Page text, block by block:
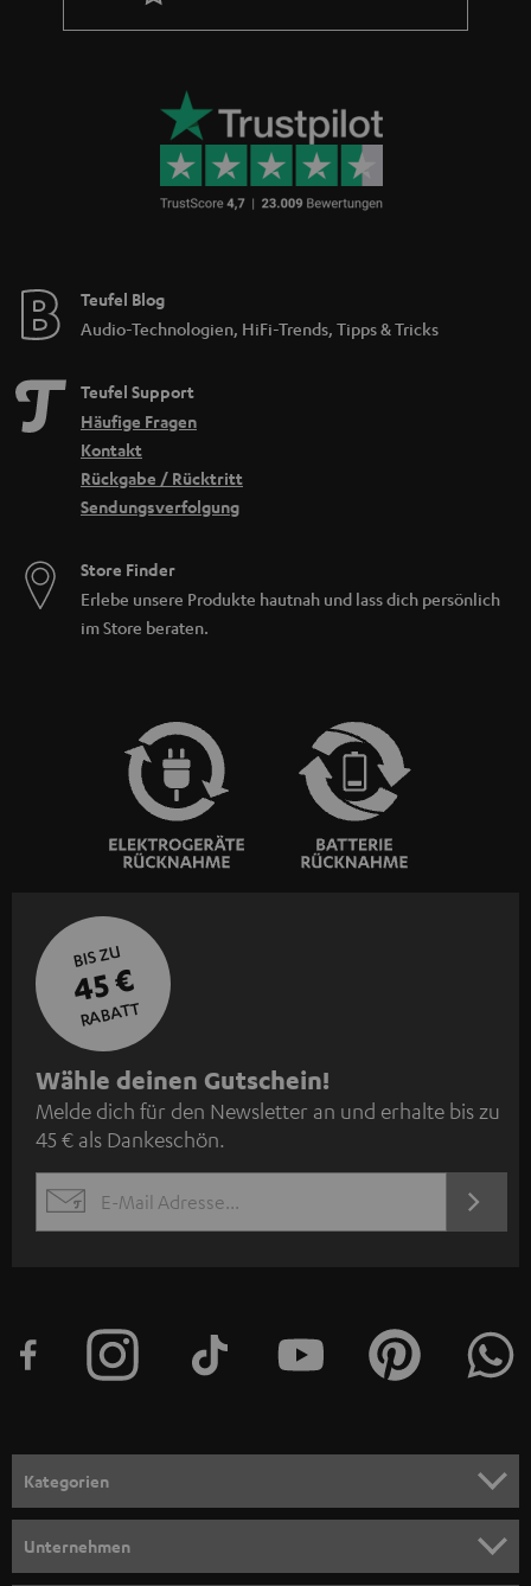
Teufel Blog
Audio-Technologien, HiFi-Trends, Tipps & Tricks
Teufel Support
Häufige Fragen
Kontakt
Rückgabe / Rücktritt
Sendungsverfolgung
Store Finder
Erlebe unsere Produkte hautnah und lass dich persönlich
im Store beraten.
BIS ZU
45 €
RABATT
N
e
w
s
l
e
n
m
e
l
Wähle deinen Gutschein!
Melde dich für den Newsletter an und erhalte bis zu
45 € als Dankeschön.
EMAIL
JETZT
Kategorien
Unternehmen